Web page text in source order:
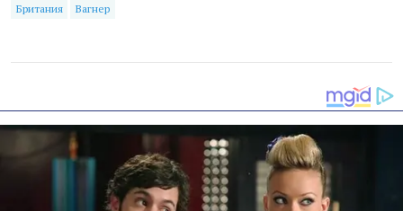
Британия Вагнер